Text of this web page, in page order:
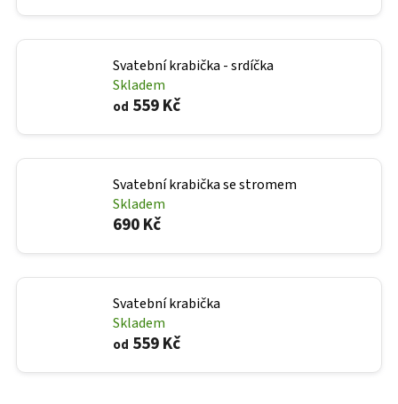
Svatební krabička - srdíčka
Skladem
od 559 Kč
Svatební krabička se stromem
Skladem
690 Kč
Svatební krabička
Skladem
od 559 Kč